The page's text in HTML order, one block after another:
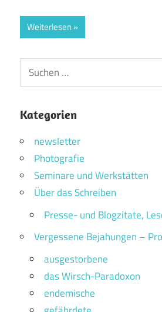
Weiterlesen
Suchen
nach:
Kategorien
newsletter
Photografie
Seminare und Werkstätten
Über das Schreiben
Presse- und Blogzitate,
Vergessene Bejahungen –
ausgestorbene
das Wirsch-Paradoxon
endemische